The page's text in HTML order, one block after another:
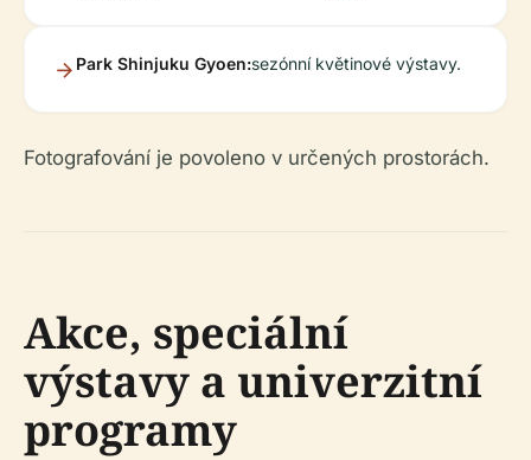
Park Shinjuku Gyoen:sezónní květinové výstavy.
Fotografování je povoleno v určených prostorách.
Akce, speciální
výstavy a univerzitní
programy